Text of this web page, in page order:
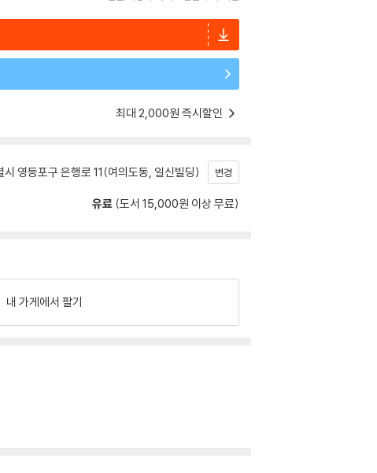
최대 2,000원 즉시할인
시 영등포구 은행로 11(여의도동, 일신빌딩) 변경
유료 (도서 15,000원 이상 무료)
내 가게에서 팔기